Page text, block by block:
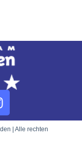
| Alle rechten